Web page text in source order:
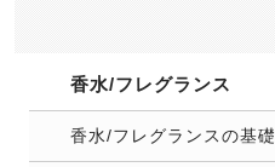
香水/フレグランス
香水/フレグランスの基礎